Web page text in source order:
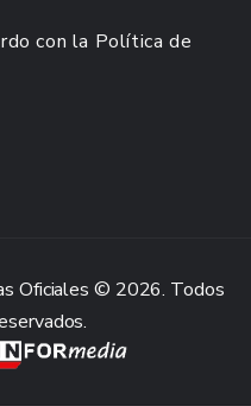
con la Política de
Oficiales © 2026. Todos